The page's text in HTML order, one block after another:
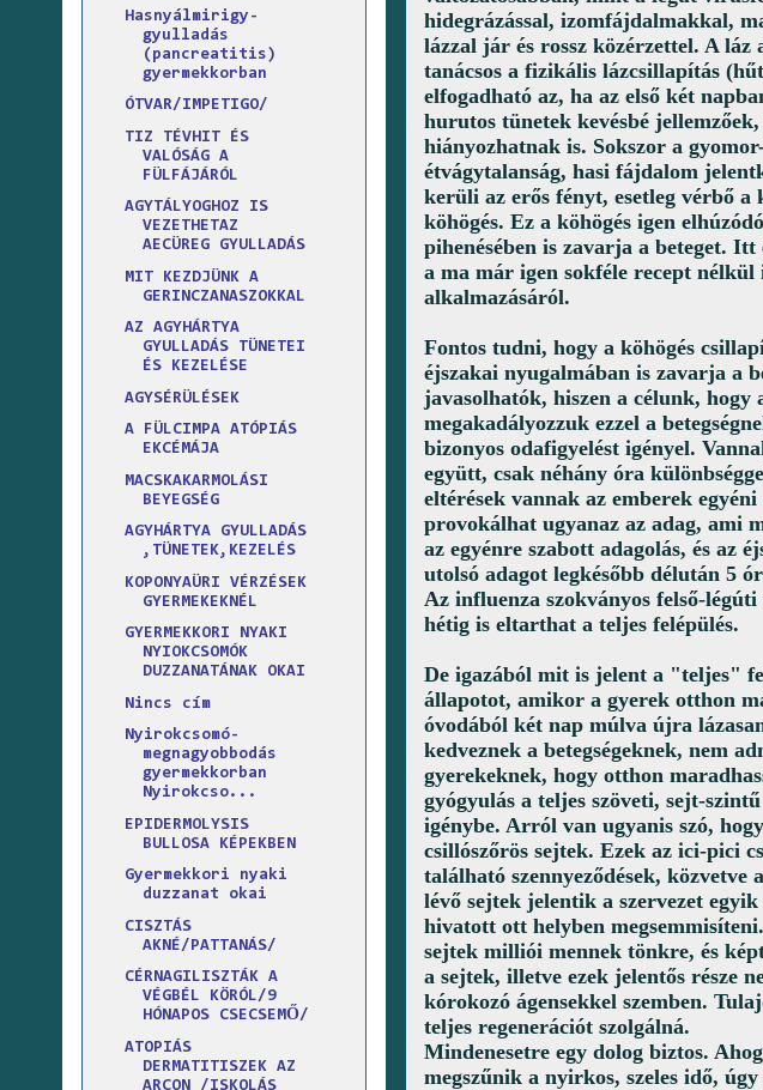
hidegrázással, izomfájdalmakkal,
lázzal jár és rossz közérzettel. A láz
tanácsos a fizikális lázcsillapítás
elfogadható az, ha az első két
hurutos tünetek kevésbé
hiányozhatnak is. Sokszor a
étvágytalanság, hasi fájdalom
kerüli az erős fényt, esetleg vérbő
köhögés. Ez a köhögés igen
pihenésében is zavarja a beteget.
a ma már igen sokféle recept
alkalmazásáról.
Fontos tudni, hogy a köhögés
éjszakai nyugalmában is zavarja a
javasolhatók, hiszen a célunk, hogy
megakadályozzuk ezzel a
bizonyos odafigyelést igényel.
együtt, csak néhány óra
eltérések vannak az emberek
provokálhat ugyanaz az adag, ami
az egyénre szabott adagolás, és az
utolsó adagot legkésőbb délután 5
Az influenza szokványos felső-
hétig is eltarthat a teljes felépülés.
De igazából mit is jelent a "teljes"
állapotot, amikor a gyerek otthon
óvodából két nap múlva újra
kedveznek a betegségeknek, nem
gyerekeknek, hogy otthon
gyógyulás a teljes szöveti, sejt-
igénybe. Arról van ugyanis szó,
csillószőrös sejtek. Ezek az ici-pici
található szennyeződések,
lévő sejtek jelentik a szervezet
hivatott ott helyben
sejtek milliói mennek tönkre, és
a sejtek, illetve ezek jelentős része
kórokozó ágensekkel szemben.
teljes regenerációt szolgálná.
Mindenesetre egy dolog biztos.
megszűnik a nyirkos, szeles idő,
Hasnyálmirigy-
gyulladás
(pancreatitis)
gyermekkorban
ÓTVAR/IMPETIGO/
TIZ TÉVHIT ÉS
VALÓSÁG A
FÜLFÁJÁRÓL
AGYTÁLYOGHOZ IS
VEZETHETAZ
AECÜREG GYULLADÁS
MIT KEZDJÜNK A
GERINCZANASZOKKAL
AZ AGYHÁRTYA
GYULLADÁS TÜNETEI
ÉS KEZELÉSE
AGYSÉRÜLÉSEK
A FÜLCIMPA ATÓPIÁS
EKCÉMÁJA
MACSKAKARMOLÁSI
BEYEGSÉG
AGYHÁRTYA GYULLADÁS
,TÜNETEK,KEZELÉS
KOPONYAÜRI VÉRZÉSEK
GYERMEKEKNÉL
GYERMEKKORI NYAKI
NYIOKCSOMÓK
DUZZANATÁNAK OKAI
Nincs cím
Nyirokcsomó-
megnagyobbodás
gyermekkorban
Nyirokcso...
EPIDERMOLYSIS
BULLOSA KÉPEKBEN
Gyermekkori nyaki
duzzanat okai
CISZTÁS
AKNÉ/PATTANÁS/
CÉRNAGILISZTÁK A
VÉGBÉL KÖRÓL/9
HÓNAPOS CSECSEMŐ/
ATOPIÁS
DERMATITISZEK AZ
ARCON /ISKOLÁS